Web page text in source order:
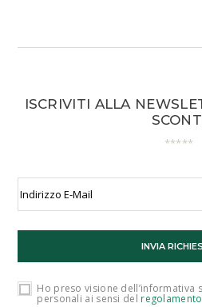
ISCRIVITI ALLA
Ho preso visione dell’informativa
personali ai sensi del